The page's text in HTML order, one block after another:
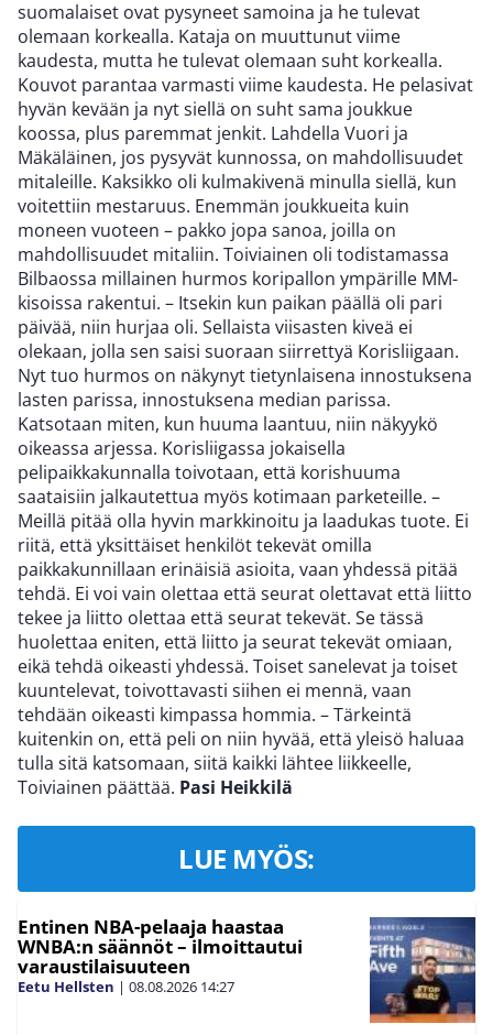
suomalaiset ovat pysyneet samoina ja he tulevat
olemaan korkealla. Kataja on muuttunut viime
kaudesta, mutta he tulevat olemaan suht korkealla.
Kouvot parantaa varmasti viime kaudesta. He pelasivat
hyvän kevään ja nyt siellä on suht sama joukkue
koossa, plus paremmat jenkit. Lahdella Vuori ja
Mäkäläinen, jos pysyvät kunnossa, on mahdollisuudet
mitaleille. Kaksikko oli kulmakivenä minulla siellä, kun
voitettiin mestaruus. Enemmän joukkueita kuin
moneen vuoteen – pakko jopa sanoa, joilla on
mahdollisuudet mitaliin. Toiviainen oli todistamassa
Bilbaossa millainen hurmos koripallon ympärille MM-
kisoissa rakentui. – Itsekin kun paikan päällä oli pari
päivää, niin hurjaa oli. Sellaista viisasten kiveä ei
olekaan, jolla sen saisi suoraan siirrettyä Korisliigaan.
Nyt tuo hurmos on näkynyt tietynlaisena innostuksena
lasten parissa, innostuksena median parissa.
Katsotaan miten, kun huuma laantuu, niin näkyykö
oikeassa arjessa. Korisliigassa jokaisella
pelipaikkakunnalla toivotaan, että korishuuma
saataisiin jalkautettua myös kotimaan parketeille. –
Meillä pitää olla hyvin markkinoitu ja laadukas tuote. Ei
riitä, että yksittäiset henkilöt tekevät omilla
paikkakunnillaan erinäisiä asioita, vaan yhdessä pitää
tehdä. Ei voi vain olettaa että seurat olettavat että liitto
tekee ja liitto olettaa että seurat tekevät. Se tässä
huolettaa eniten, että liitto ja seurat tekevät omiaan,
eikä tehdä oikeasti yhdessä. Toiset sanelevat ja toiset
kuuntelevat, toivottavasti siihen ei mennä, vaan
tehdään oikeasti kimpassa hommia. – Tärkeintä
kuitenkin on, että peli on niin hyvää, että yleisö haluaa
tulla sitä katsomaan, siitä kaikki lähtee liikkeelle,
Toiviainen päättää. Pasi Heikkilä
LUE MYÖS:
Entinen NBA-pelaaja haastaa
WNBA:n säännöt – ilmoittautui
varaustilaisuuteen
Eetu Hellsten | 08.08.2026 14:27